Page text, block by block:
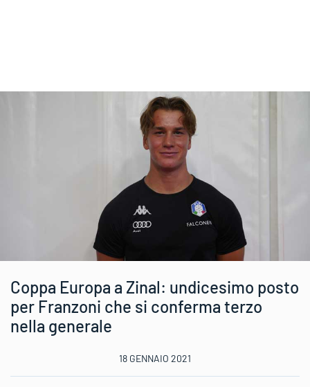
Coppa Europa a Zinal: undicesimo posto
per Franzoni che si conferma terzo
nella generale
18 GENNAIO 2021